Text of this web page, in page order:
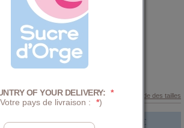
Guide des tailles
Faire broder le prénom de bébé ! 5,00 €
OF YOUR DELIVERY: *
pays de livraison :
*)